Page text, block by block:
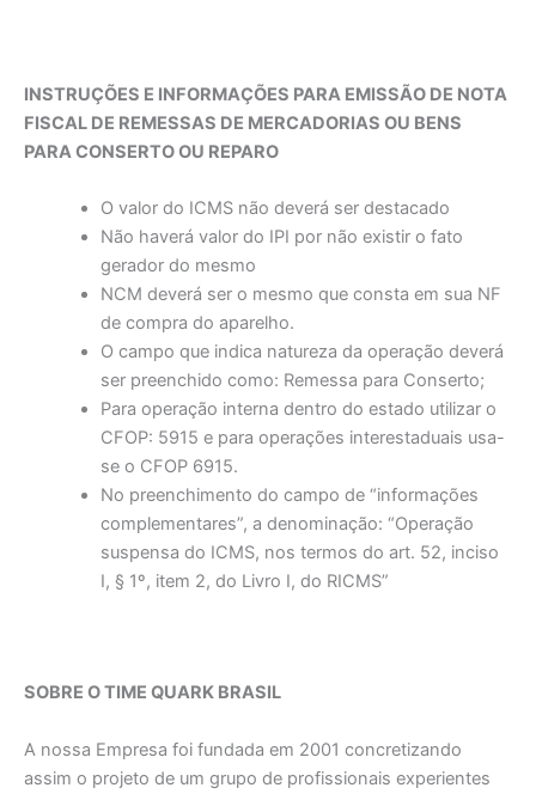
INSTRUÇÕES E INFORMAÇÕES PARA EMISSÃO DE NOTA
FISCAL DE REMESSAS DE MERCADORIAS OU BENS
PARA CONSERTO OU REPARO
O valor do ICMS não deverá ser destacado
Não haverá valor do IPI por não existir o fato
gerador do mesmo
NCM deverá ser o mesmo que consta em sua NF
de compra do aparelho.
O campo que indica natureza da operação deverá
ser preenchido como: Remessa para Conserto;
Para operação interna dentro do estado utilizar o
CFOP: 5915 e para operações interestaduais usa-
se o CFOP 6915.
No preenchimento do campo de “informações
complementares”, a denominação: “Operação
suspensa do ICMS, nos termos do art. 52, inciso
I, § 1º, item 2, do Livro I, do RICMS”
SOBRE O TIME QUARK BRASIL
A nossa Empresa foi fundada em 2001 concretizando
assim o projeto de um grupo de profissionais experientes